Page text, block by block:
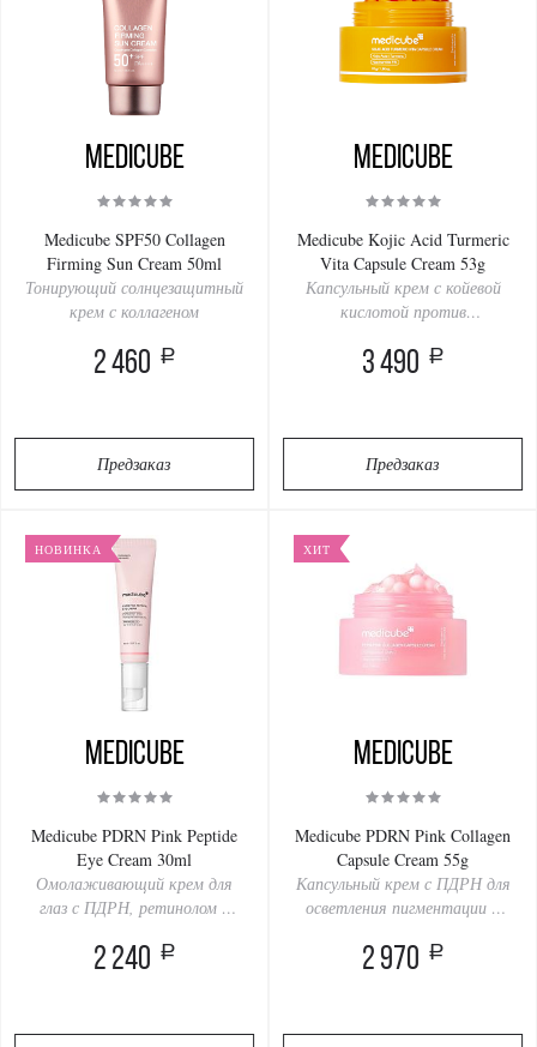
Medicube
Medicube SPF50 Collagen
Firming Sun Cream 50ml
Тонирующий солнцезащитный
крем с коллагеном
2 460 a
Предзаказ
Medicube
Medicube Kojic Acid Turmeric
Vita Capsule Cream 53g
Капсульный крем с койевой
кислотой против
3 490 a
Предзаказ
НОВИНКА
Medicube
Medicube PDRN Pink Peptide
Eye Cream 30ml
Омолаживающий крем для
глаз с ПДРН, ретинолом и
2 240 a
ХИТ
Medicube
Medicube PDRN Pink Collagen
Capsule Cream 55g
Капсульный крем с ПДРН для
осветления пигментации и
2 970 a